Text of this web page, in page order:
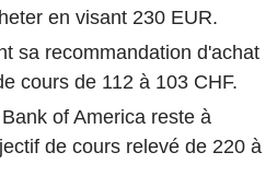
en visant 230 EUR.
sa recommandation d'achat
cours de 112 à 103 CHF.
of America reste à
de cours relevé de 220 à